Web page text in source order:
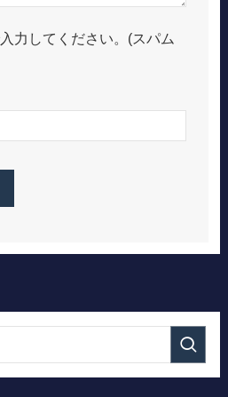
力してください。(スパム